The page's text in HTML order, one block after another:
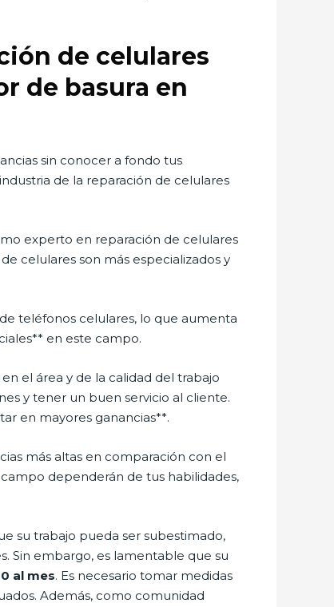
de celulares
de basura en
sin conocer a fondo tus
de la reparación de celulares
experto en reparación de celulares
celulares son más especializados y
teléfonos celulares, lo que aumenta
en este campo.
el área y de la calidad del trabajo
y tener un buen servicio al cliente.
en mayores ganancias**.
más altas en comparación con el
dependerán de tus habilidades,
su trabajo pueda ser subestimado,
Sin embargo, es lamentable que su
al mes. Es necesario tomar medidas
Además, como comunidad